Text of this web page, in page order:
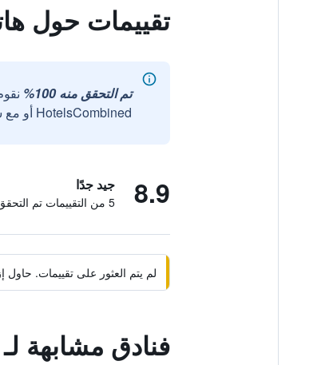
تقييمات حول
تم التحقق منه 100%
HotelsCombined أو مع شركائنا الخارجيين الموثوقين.
8.9 جيد جدًا
5 من التقييمات تم التحقق منها
لم يتم العثور على تقييمات.
فنادق مشابهة